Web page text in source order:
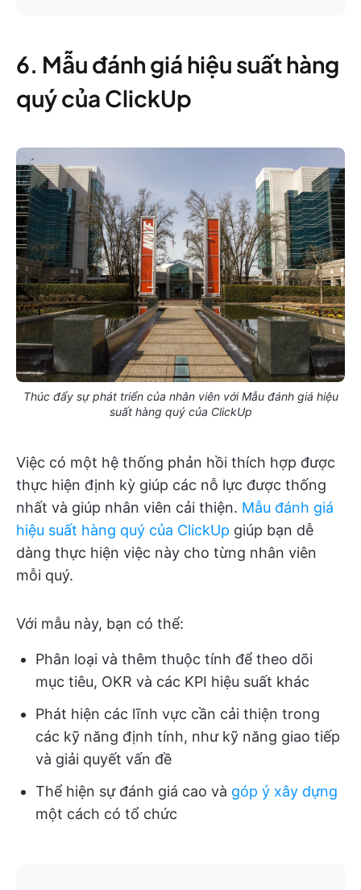
6. Mẫu đánh giá hiệu suất hàng
quý của ClickUp
Thúc đẩy sự phát triển của nhân viên với Mẫu đánh giá hiệu
suất hàng quý của ClickUp
Việc có một hệ thống phản hồi thích hợp được
thực hiện định kỳ giúp các nỗ lực được thống
nhất và giúp nhân viên cải thiện. Mẫu đánh giá
hiệu suất hàng quý của ClickUp giúp bạn dễ
dàng thực hiện việc này cho từng nhân viên
mỗi quý.
Với mẫu này, bạn có thể:
Phân loại và thêm thuộc tính để theo dõi
mục tiêu, OKR và các KPI hiệu suất khác
Phát hiện các lĩnh vực cần cải thiện trong
các kỹ năng định tính, như kỹ năng giao tiếp
và giải quyết vấn đề
Thể hiện sự đánh giá cao và góp ý xây dựng
một cách có tổ chức